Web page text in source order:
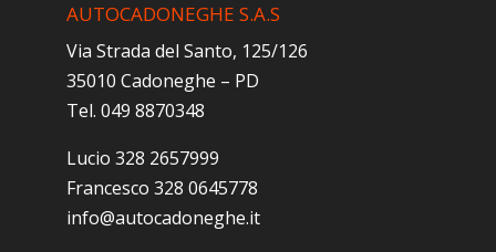
AUTOCADONEGHE S.A.S
Via Strada del Santo, 125/126
35010 Cadoneghe – PD
Tel. 049 8870348
Lucio 328 2657999
Francesco 328 0645778
info@autocadoneghe.it